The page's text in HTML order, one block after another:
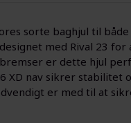
sorte baghjul til
med Rival 23
er dette hjul
XD nav sikrer
er med til at